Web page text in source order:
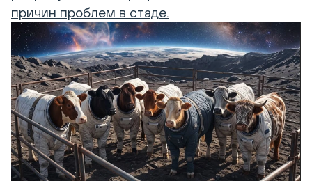
причин проблем в стаде.